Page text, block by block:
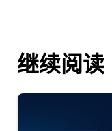
继续阅读